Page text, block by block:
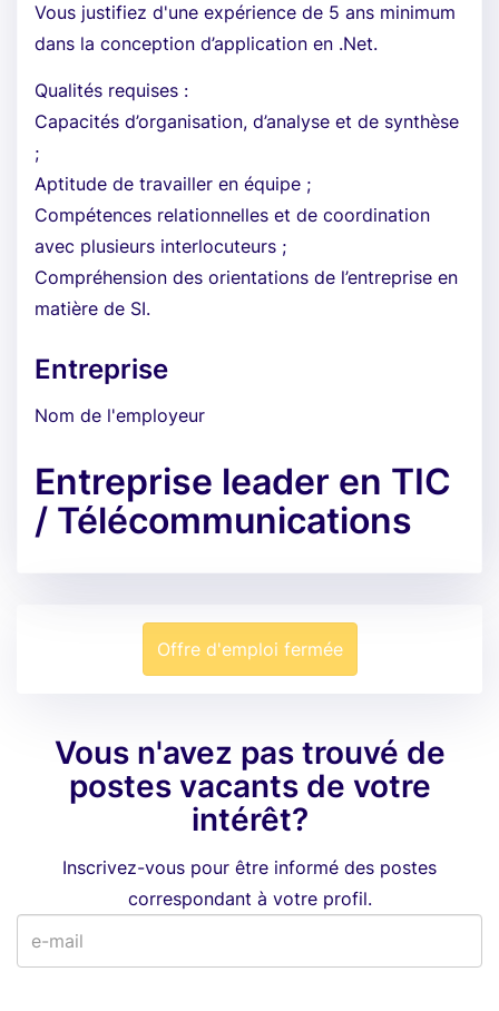
Vous justifiez d'une expérience de 5 ans minimum
dans la conception d’application en .Net.
Qualités requises :
Capacités d’organisation, d’analyse et de synthèse
;
Aptitude de travailler en équipe ;
Compétences relationnelles et de coordination
avec plusieurs interlocuteurs ;
Compréhension des orientations de l’entreprise en
matière de SI.
Entreprise
Nom de l'employeur
Entreprise leader en TIC
/ Télécommunications
Offre d'emploi fermée
Vous n'avez pas trouvé de
postes vacants de votre
intérêt?
Inscrivez-vous pour être informé des postes
correspondant à votre profil.